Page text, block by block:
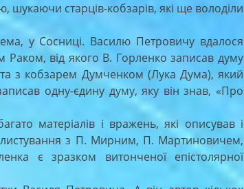
старців-кобзарів, які ще володіли
у Сосниці. Василю Петровичу вдалося
від якого В. Горленко записав думу
з кобзарем Думченком (Лука Дума), який
одну-єдину думу, яку він знав, «Про
матеріалів і вражень, які описував і
листування з П. Мирним, П. Мартиновичем,
є зразком витонченої епістолярної